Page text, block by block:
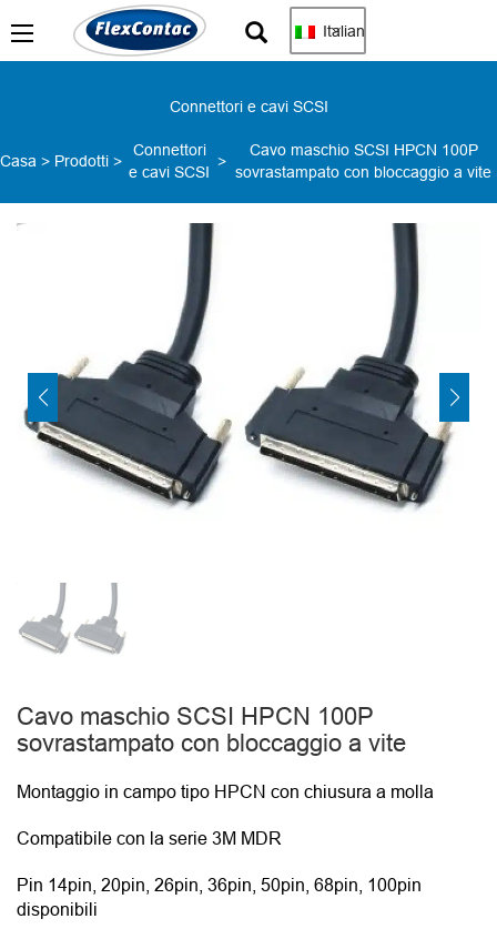
Italian
Connettori e cavi SCSI
Casa > Prodotti >
Connettori
e cavi SCSI
>
Cavo maschio SCSI HPCN 100P
sovrastampato con bloccaggio a vite
Cavo maschio SCSI HPCN 100P
sovrastampato con bloccaggio a vite
Montaggio in campo tipo HPCN con chiusura a molla
Compatibile con la serie 3M MDR
Pin 14pin, 20pin, 26pin, 36pin, 50pin, 68pin, 100pin
disponibili